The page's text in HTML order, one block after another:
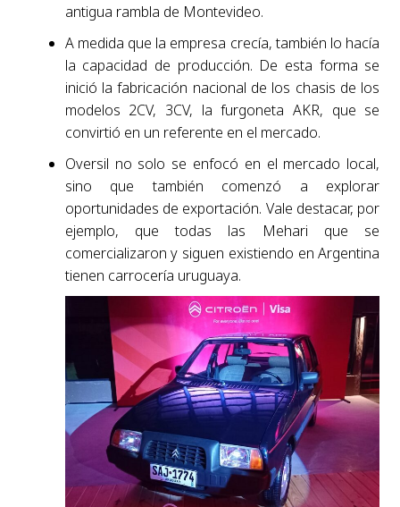
antigua rambla de Montevideo.
A medida que la empresa crecía, también lo hacía
la capacidad de producción. De esta forma se
inició la fabricación nacional de los chasis de los
modelos 2CV, 3CV, la furgoneta AKR, que se
convirtió en un referente en el mercado.
Oversil no solo se enfocó en el mercado local,
sino que también comenzó a explorar
oportunidades de exportación. Vale destacar, por
ejemplo, que todas las Mehari que se
comercializaron y siguen existiendo en Argentina
tienen carrocería uruguaya.